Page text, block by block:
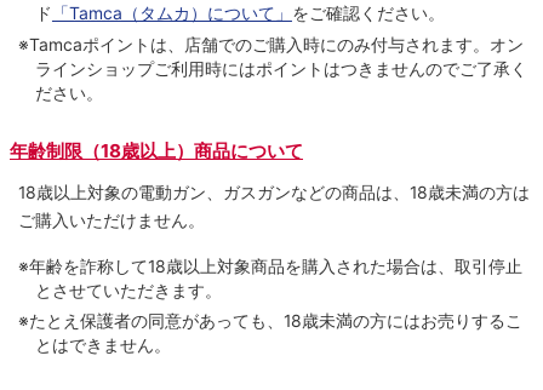
ド 「Tamca（タムカ）について」 をご確認ください。
※Tamcaポイントは、店舗でのご購⼊時にのみ付与されます。オン
ラインショップご利用時にはポイントはつきませんのでご了承く
ださい。
年齢制限（18歳以上）商品について
18歳以上対象の電動ガン、ガスガンなどの商品は、18歳未満の方は
ご購入いただけません。
※年齢を詐称して18歳以上対象商品を購入された場合は、取引停止
とさせていただきます。
※たとえ保護者の同意があっても、18歳未満の方にはお売りするこ
とはできません。